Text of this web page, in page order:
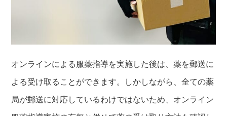
オンラインによる服薬指導を実施した後は、薬を郵送に
よる受け取ることができます。しかしながら、全ての薬
局が郵送に対応しているわけではないため、オンライン